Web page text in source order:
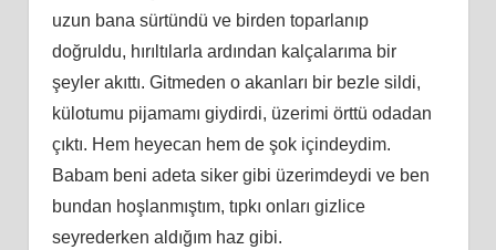
uzun bana sürtündü ve birden toparlanıp
doğruldu, hırıltılarla ardından kalçalarıma bir
şeyler akıttı. Gitmeden o akanları bir bezle sildi,
külotumu pijamamı giydirdi, üzerimi örttü odadan
çıktı. Hem heyecan hem de şok içindeydim.
Babam beni adeta siker gibi üzerimdeydi ve ben
bundan hoşlanmıştım, tıpkı onları gizlice
seyrederken aldığım haz gibi.